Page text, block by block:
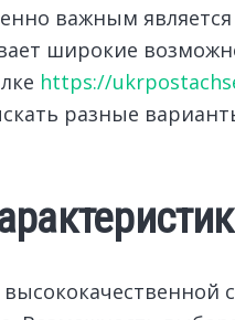
важным
широкие
https://
разные